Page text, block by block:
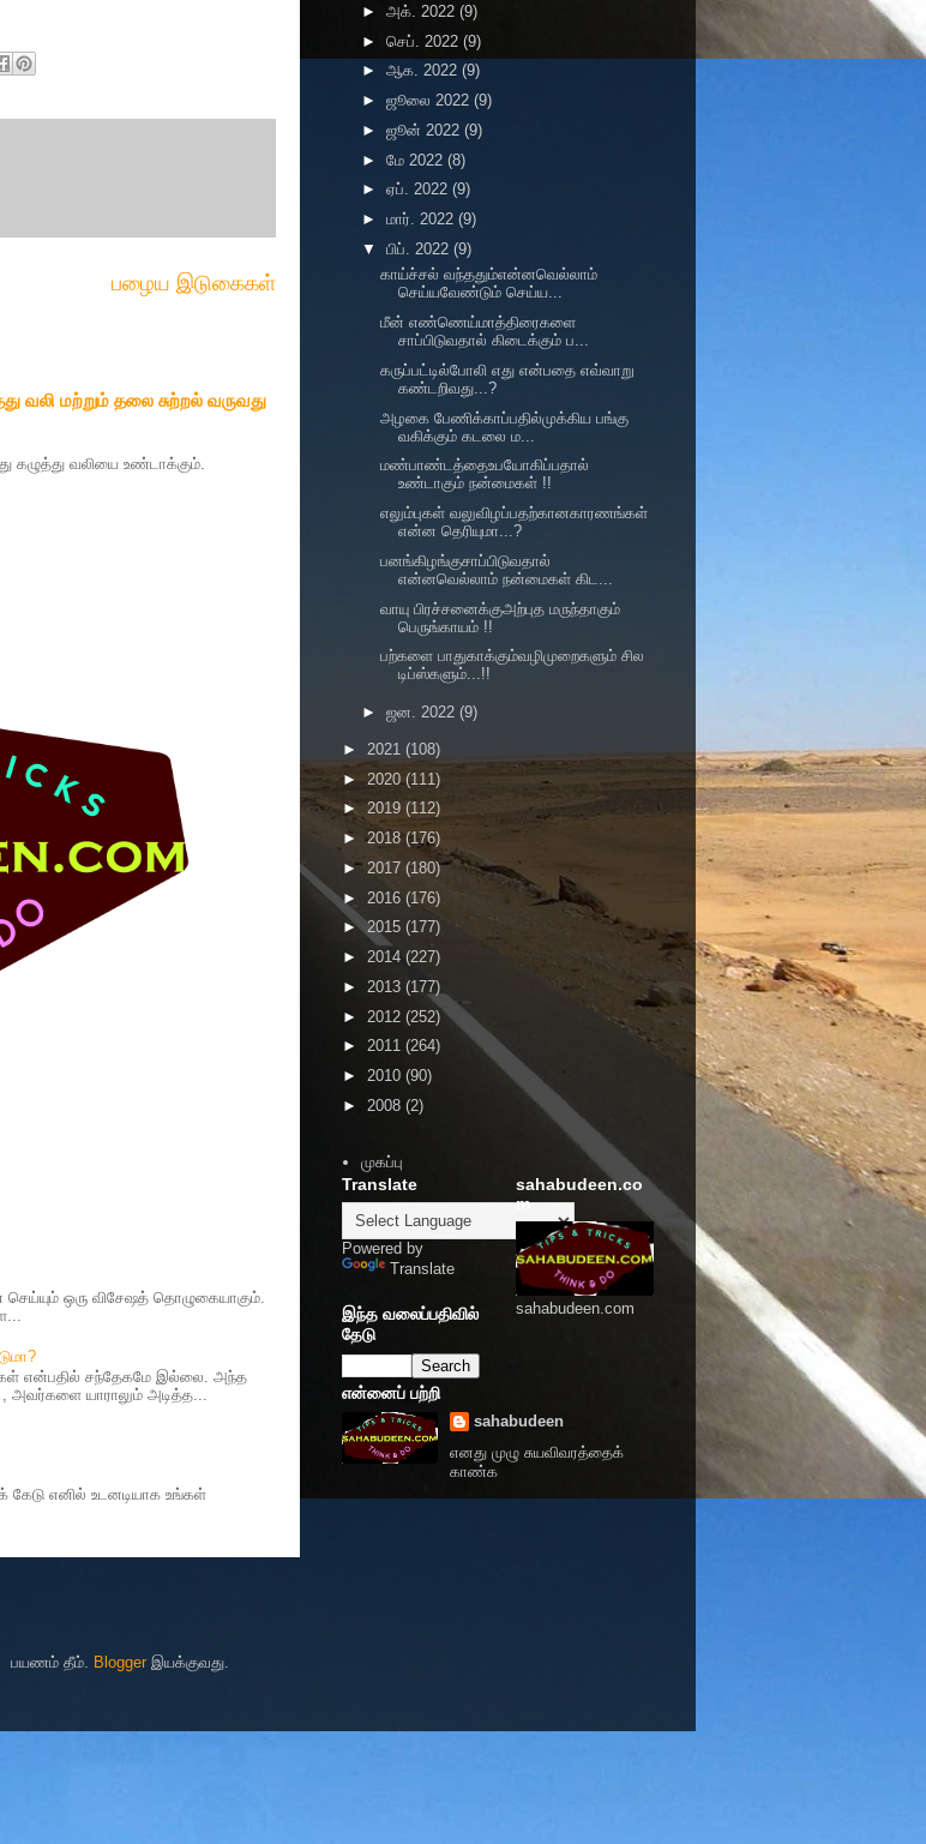
பழைய இடுகைகள்
வலி மற்றும் தலை சுற்றல் வருவது
கழுத்து வலியை உண்டாக்கும்.
ஒரு விசேஷத் தொழுகையாகும்.
என்பதில் சந்தேகமே இல்லை. அந்த
அவர்களை யாராலும் அடித்த...
கேடு எனில் உடனடியாக உங்கள்
► அக். 2022 (9)
► செப். 2022 (9)
► ஆக. 2022 (9)
► ஜூலை 2022 (9)
► ஜூன் 2022 (9)
► மே 2022 (8)
► ஏப். 2022 (9)
► மார். 2022 (9)
▼ பிப். 2022 (9)
காய்ச்சல் வந்ததும்என்னவெல்லாம்
செய்யவேண்டும் செய்ய...
மீன் எண்ணெய்மாத்திரைகளை
சாப்பிடுவதால் கிடைக்கும் ப...
கருப்பட்டில்போலி எது என்பதை எவ்வாறு
கண்டறிவது...?
அழகை பேணிக்காப்பதில்முக்கிய பங்கு
வகிக்கும் கடலை ம...
மண்பாண்டத்தைஉபயோகிப்பதால்
உண்டாகும் நன்மைகள் !!
எலும்புகள் வலுவிழப்பதற்கானகாரணங்கள்
என்ன தெரியுமா...?
பனங்கிழங்குசாப்பிடுவதால்
என்னவெல்லாம் நன்மைகள் கிட...
வாயு பிரச்சனைக்குஅற்புத மருந்தாகும்
பெருங்காயம் !!
பற்களை பாதுகாக்கும்வழிமுறைகளும் சில
டிப்ஸ்களும்...!!
► ஜன. 2022 (9)
► 2021 (108)
► 2020 (111)
► 2019 (112)
►2018 (176)
► 2017 (180)
► 2016 (176)
► 2015 (177)
► 2014 (227)
► 2013 (177)
► 2012 (252)
► 2011 (264)
► 2010 (90)
► 2008 (2)
முகப்பு
Translate
Powered by
Translate
இந்த வலைப்பதிவில்
தேடு
sahabudeen.co
m
sahabudeen.com
என்னைப் பற்றி
sahabudeen
எனது முழு சுயவிவரத்தைக்
காண்க
பயணம் தீம். Blogger இயக்குவது.